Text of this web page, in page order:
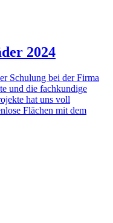
2024
Schulung bei der Firma
und die fachkundige
hat uns voll
Flächen mit dem